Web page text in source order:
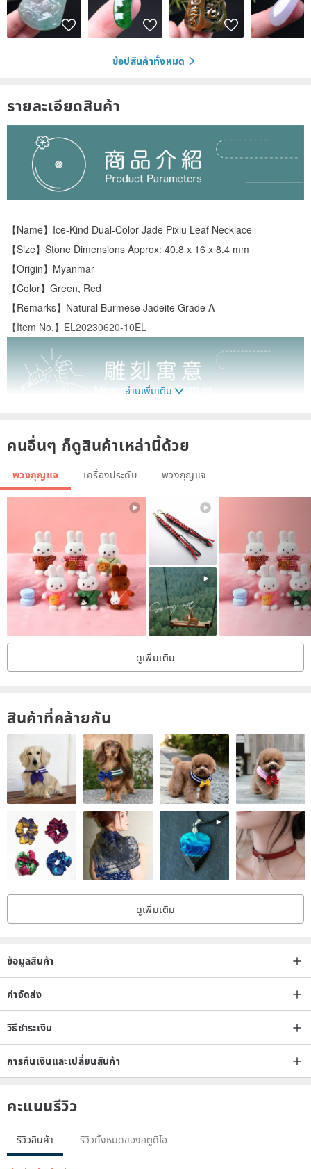
ช้อปสินค้าทั้งหมด
รายละเอียดสินค้า
【Name】Ice-Kind Dual-Color Jade Pixiu Leaf Necklace
【Size】Stone Dimensions Approx: 40.8 x 16 x 8.4 mm
【Origin】Myanmar
【Color】Green, Red
【Remarks】Natural Burmese Jadeite Grade A
【Item No.】EL20230620-10EL
อ่านเพิ่มเติม
คนอื่นๆ ก็ดูสินค้าเหล่านี้ด้วย
พวงกุญแจ เครื่องประดับ พวงกุญแจ
ดูเพิ่มเติม
สินค้าที่คล้ายกัน
ดูเพิ่มเติม
ข้อมูลสินค้า
ค่าจัดส่ง
วิธีชำระเงิน
การคืนเงินและเปลี่ยนสินค้า
คะแนนรีวิว
รีวิวสินค้า รีวิวทั้งหมดของสตูดิโอ